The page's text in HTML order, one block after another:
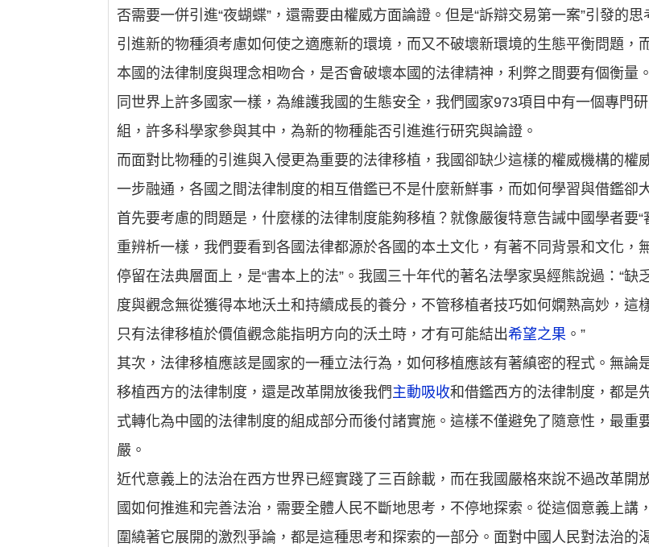
否需要一併引進“夜蝴蝶”，還需要由權威方面論證。但是“訴辯交易第一案”引發的思
引進新的物種須考慮如何使之適應新的環境，而又不破壞新環境的生態平衡問題，
本國的法律制度與理念相吻合，是否會破壞本國的法律精神，利弊之間要有個衡量。
同世界上許多國家一樣，為維護我國的生態安全，我們國家973項目中有一個專門
組，許多科學家參與其中，為新的物種能否引進進行研究與論證。
而面對比物種的引進與入侵更為重要的法律移植，我國卻缺少這樣的權威機構的權
一步融通，各國之間法律制度的相互借鑑已不是什麼新鮮事，而如何學習與借鑑卻
首先要考慮的問題是，什麼樣的法律制度能夠移植？就像嚴復特意告誡中國學者要
重辨析一樣，我們要看到各國法律都源於各國的本土文化，有著不同背景和文化，
停留在法典層面上，是“書本上的法”。我國三十年代的著名法學家吳經熊說過：“缺
度與觀念無從獲得本地沃土和持續成長的養分，不管移植者技巧如何嫻熟高妙，
只有法律移植於價值觀念能指明方向的沃土時，才有可能結出希望之果 。”
其次，法律移植應該是國家的一種立法行為，如何移植應該有著縝密的程式。無論
移植西方的法律制度，還是改革開放後我們主動吸收和借鑑西方的法律制度，都是
式轉化為中國的法律制度的組成部分而後付諸實施。這樣不僅避免了隨意性，最重
嚴。
近代意義上的法治在西方世界已經實踐了三百餘載，而在我國嚴格來說不過改革開
國如何推進和完善法治，需要全體人民不斷地思考，不停地探索。從這個意義上講
圍繞著它展開的激烈爭論，都是這種思考和探索的一部分。面對中國人民對法治的